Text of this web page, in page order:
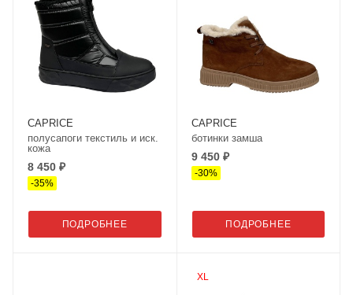
CAPRICE
полусапоги текстиль и иск.
кожа
8 450 ₽
-35%
ПОДРОБНЕЕ
CAPRICE
ботинки замша
9 450 ₽
-30%
ПОДРОБНЕЕ
XL